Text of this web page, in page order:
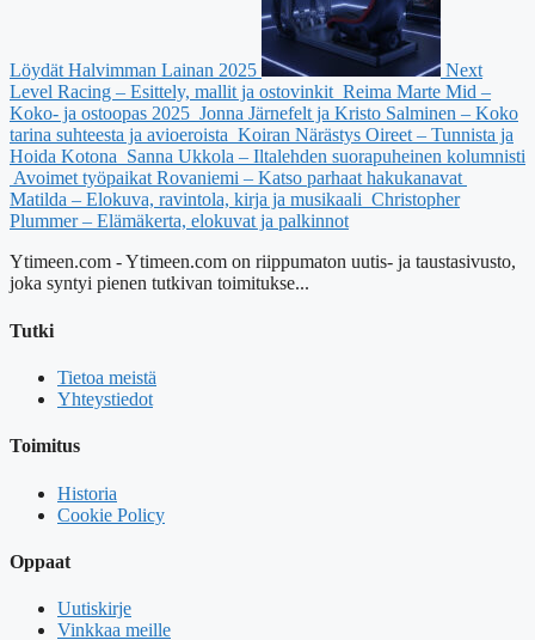
Löydät Halvimman Lainan 2025
Next
Level Racing – Esittely, mallit ja ostovinkit Reima Marte Mid –
Koko- ja ostoopas 2025 Jonna Järnefelt ja Kristo Salminen – Koko
tarina suhteesta ja avioeroista Koiran Närästys Oireet – Tunnista ja
Hoida Kotona Sanna Ukkola – Iltalehden suorapuheinen kolumnisti
Avoimet työpaikat Rovaniemi – Katso parhaat hakukanavat
Matilda – Elokuva, ravintola, kirja ja musikaali Christopher
Plummer – Elämäkerta, elokuvat ja palkinnot
Ytimeen.com - Ytimeen.com on riippumaton uutis- ja taustasivusto,
joka syntyi pienen tutkivan toimitukse...
Tutki
Tietoa meistä
Yhteystiedot
Toimitus
Historia
Cookie Policy
Oppaat
Uutiskirje
Vinkkaa meille